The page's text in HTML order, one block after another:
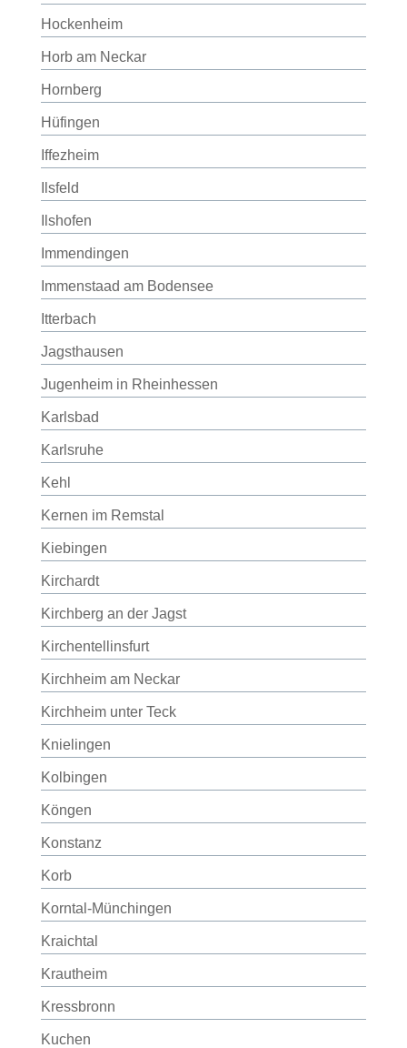
Hockenheim
Horb am Neckar
Hornberg
Hüfingen
Iffezheim
Ilsfeld
Ilshofen
Immendingen
Immenstaad am Bodensee
Itterbach
Jagsthausen
Jugenheim in Rheinhessen
Karlsbad
Karlsruhe
Kehl
Kernen im Remstal
Kiebingen
Kirchardt
Kirchberg an der Jagst
Kirchentellinsfurt
Kirchheim am Neckar
Kirchheim unter Teck
Knielingen
Kolbingen
Köngen
Konstanz
Korb
Korntal-Münchingen
Kraichtal
Krautheim
Kressbronn
Kuchen